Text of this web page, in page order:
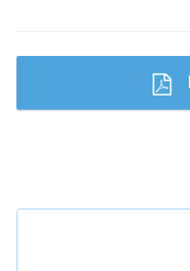
Что будет с